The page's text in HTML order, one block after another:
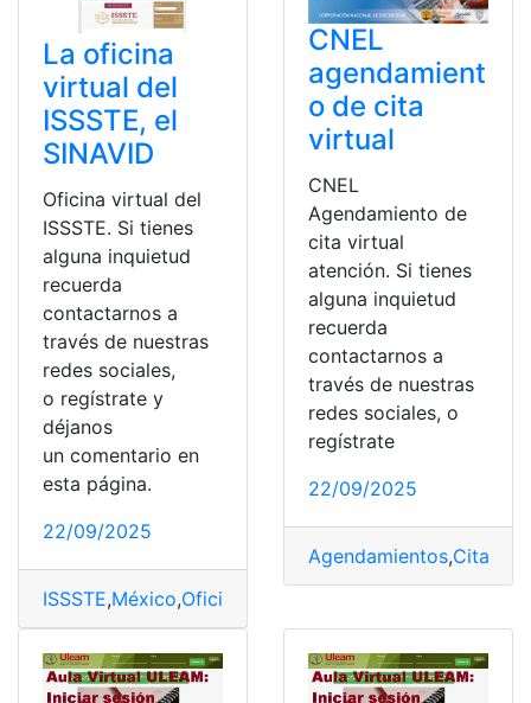
La oficina
virtual del
ISSSTE, el
SINAVID
Oficina virtual del
ISSSTE. Si tienes
alguna inquietud
recuerda
contactarnos a
través de nuestras
redes sociales,
o regístrate y
déjanos
un comentario en
esta página.
22/09/2025
ISSSTE,México,Oficina virtual
CNEL
agendamient
o de cita
virtual
CNEL
Agendamiento de
cita virtual
atención. Si tienes
alguna inquietud
recuerda
contactarnos a
través de nuestras
redes sociales, o
regístrate
22/09/2025
Agendamientos,Citas